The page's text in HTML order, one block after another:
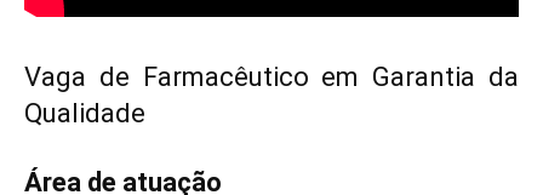
Vaga de Farmacêutico em Garantia da
Qualidade
Área de atuação